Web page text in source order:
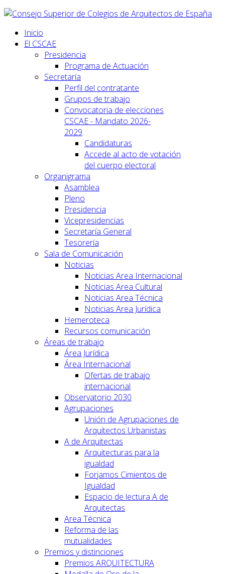
Inicio
El CSCAE
Presidencia
Programa de Actuación
Secretaría
Perfil del contratante
Grupos de trabajo
Convocatoria de elecciones
CSCAE - Mandato 2026-
2029
Candidaturas
Accede al acto de votación
del cuerpo electoral
Organigrama
Asamblea
Pleno
Presidencia
Vicepresidencias
Secretaría General
Tesorería
Sala de Comunicación
Noticias
Noticias Area Internacional
Noticias Area Cultural
Noticias Area Técnica
Noticias Area Jurídica
Hemeroteca
Recursos comunicación
Áreas de trabajo
Área Jurídica
Área Internacional
Ofertas de trabajo
internacional
Observatorio 2030
Agrupaciones
Unión de Agrupaciones de
Arquitectos Urbanistas
A de Arquitectas
Arquitecturas para la
igualdad
Forjamos Cimientos de
Igualdad
Espacio de lectura A de
Arquitectas
Area Técnica
Reforma de las
mutualidades
Premios y distinciones
Premios ARQUITECTURA